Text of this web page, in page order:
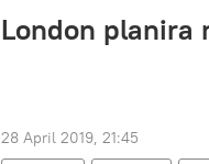
London planira
28 April 2019, 21:45